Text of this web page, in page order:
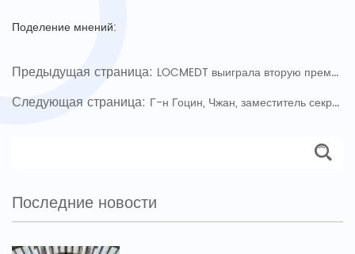
Поделение мнений:
Предыдущая страница: LOCMEDT выиграла вторую премию в третьем китайском конкурсе инноваций и предпринимательства в области медицинского оборудования.
Следующая страница: Г-н Гоцин, Чжан, заместитель секретаря муниципального комитета КПК Тяньцзиня и мэр Тяньцзиня, посетили LOCMEDT
Последние новости